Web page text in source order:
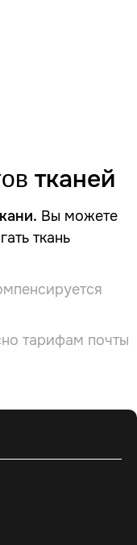
тканей
Вы можете
ткань
тарифам почты